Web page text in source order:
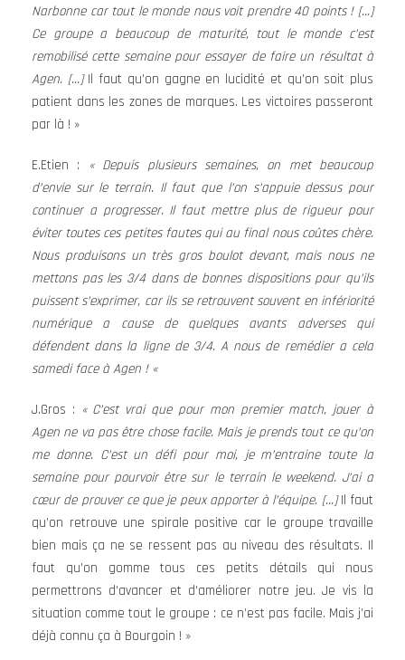
Narbonne car tout le monde nous voit prendre 40 points ! […]
Ce groupe a beaucoup de maturité, tout le monde c’est
remobilisé cette semaine pour essayer de faire un résultat à
Agen. […]Il faut qu’on gagne en lucidité et qu’on soit plus
patient dans les zones de marques. Les victoires passeront
par là ! »
E.Etien :
« Depuis plusieurs semaines, on met beaucoup
d’envie sur le terrain. Il faut que l’on s’appuie dessus pour
continuer a progresser. Il faut mettre plus de rigueur pour
éviter toutes ces petites fautes qui au final nous coûtes chère.
Nous produisons un très gros boulot devant, mais nous ne
mettons pas les 3/4 dans de bonnes dispositions pour qu’ils
puissent s’exprimer, car ils se retrouvent souvent en infériorité
numérique a cause de quelques avants adverses qui
défendent dans la ligne de 3/4. A nous de remédier a cela
samedi face à Agen ! «
J.Gros : « C’est vrai que pour mon premier match, jouer à
Agen ne va pas être chose facile. Mais je prends tout ce qu’on
me donne. C’est un défi pour moi, je m’entraine toute la
semaine pour pourvoir être sur le terrain le weekend. J’ai a
cœur de prouver ce que je peux apporter à l’équipe. […]Il faut
qu’on retrouve une spirale positive car le groupe travaille
bien mais ça ne se ressent pas au niveau des résultats. Il
faut qu’on gomme tous ces petits détails qui nous
permettrons d’avancer et d’améliorer notre jeu. Je vis la
situation comme tout le groupe : ce n’est pas facile. Mais j’ai
déjà connu ça à Bourgoin ! »